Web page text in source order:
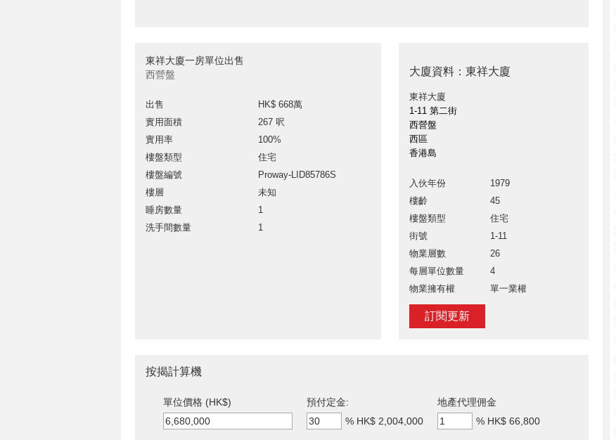
東祥大廈一房單位出售
西營盤
出售
HK$ 668萬
實用面積
267 呎
實用率
100%
樓盤類型
住宅
樓盤編號
Proway-LID85786S
樓層
未知
睡房數量
1
洗手間數量
1
大廈資料：東祥大廈
東祥大廈
1-11 第二街
西營盤
西區
香港島
入伙年份
1979
樓齡
45
樓盤類型
住宅
街號
1-11
物業層數
26
每層單位數量
4
物業擁有權
單一業權
訂閱更新
按揭計算機
單位價格 (HK$)
預付定金:
% HK$ 2,004,000
地產代理佣金
% HK$ 66,800